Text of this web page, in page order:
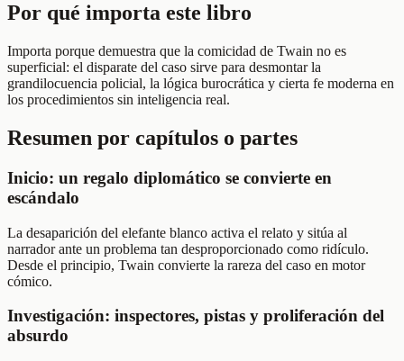
Por qué importa este libro
Importa porque demuestra que la comicidad de Twain no es
superficial: el disparate del caso sirve para desmontar la
grandilocuencia policial, la lógica burocrática y cierta fe moderna en
los procedimientos sin inteligencia real.
Resumen por capítulos o partes
Inicio: un regalo diplomático se convierte en
escándalo
La desaparición del elefante blanco activa el relato y sitúa al
narrador ante un problema tan desproporcionado como ridículo.
Desde el principio, Twain convierte la rareza del caso en motor
cómico.
Investigación: inspectores, pistas y proliferación del
absurdo